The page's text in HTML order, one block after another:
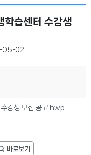
습센터 수강생
05-02
강생 모집 공고.hwp